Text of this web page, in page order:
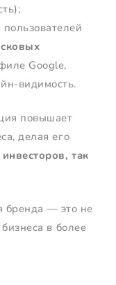
Google,
видимость.
повышает
делая его
так
бренда — это не
в более